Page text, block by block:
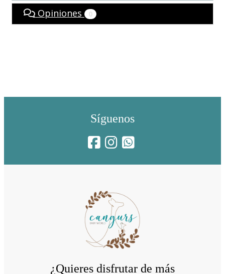
Opiniones 0
Síguenos
¿Quieres disfrutar de más